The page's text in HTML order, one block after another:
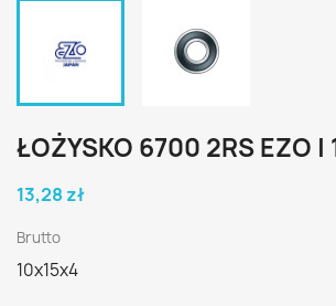
ŁOŻYSKO 6700 2RS EZO |
13,28 zł
Brutto
10x15x4